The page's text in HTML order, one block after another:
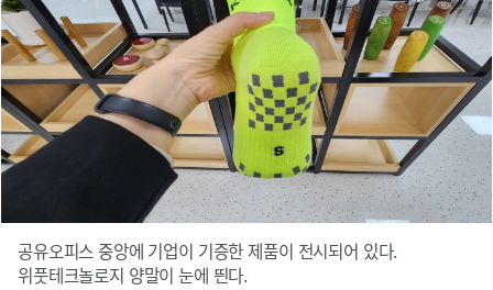
공유오피스 중앙에 기업이 기증한 제품이 전시되어 있다.
위풋테크놀로지 양말이 눈에 띈다.